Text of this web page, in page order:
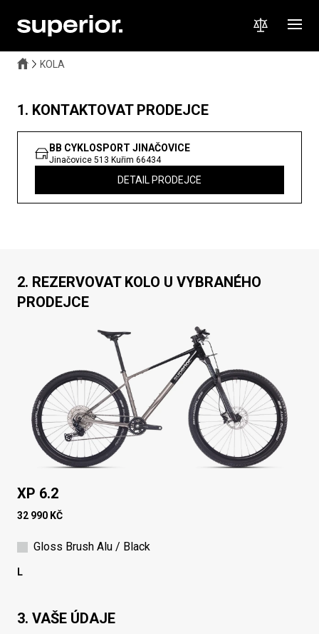
KOLA
1. KONTAKTOVAT PRODEJCE
BB CYKLOSPORT JINAČOVICE
Jinačovice 513 Kuřim 66434
DETAIL PRODEJCE
2. REZERVOVAT KOLO U VYBRANÉHO
PRODEJCE
XP 6.2
32 990 KČ
Gloss Brush Alu / Black
L
3. VAŠE ÚDAJE